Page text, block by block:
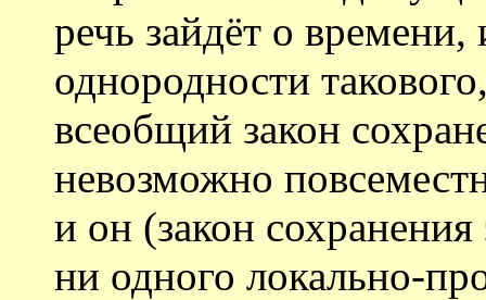
речь зайдёт о
однородности
всеобщий закон
невозможно
и он (закон
ни одного локально-